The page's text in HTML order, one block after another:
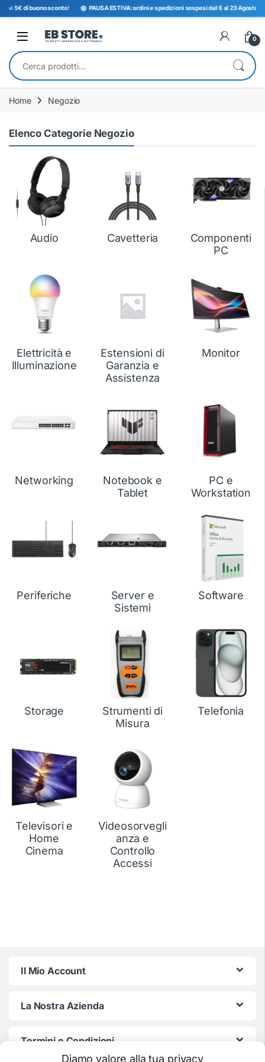
Diamo valore alla tua privacy
5€ di buono sconto! PAUSA ESTIVA: ordini e spedizioni sospesi dal 6 al 23 Agosto.
Open 0
Cerca:
Home Negozio
Elenco Categorie Negozio
Audio Cavetteria
Componenti
PC
Elettricità e
Illuminazione
Estensioni di
Garanzia e
Assistenza
Monitor
Networking
Notebook e
Tablet
PC e
Workstation
Periferiche
Server e
Sistemi
Software
Storage
Strumenti di
Misura
Telefonia
Televisori e
Home
Cinema
Videosorvegli
anza e
Controllo
Accessi
Il Mio Account
La Nostra Azienda
Termini e Condizioni